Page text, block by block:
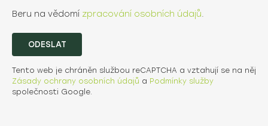
Beru na vědomí zpracování osobních údajů.
Tento web je chráněn službou reCAPTCHA a vztahují se na něj
Zásady ochrany osobních údajů a Podmínky služby
společnosti Google.
ODESLAT